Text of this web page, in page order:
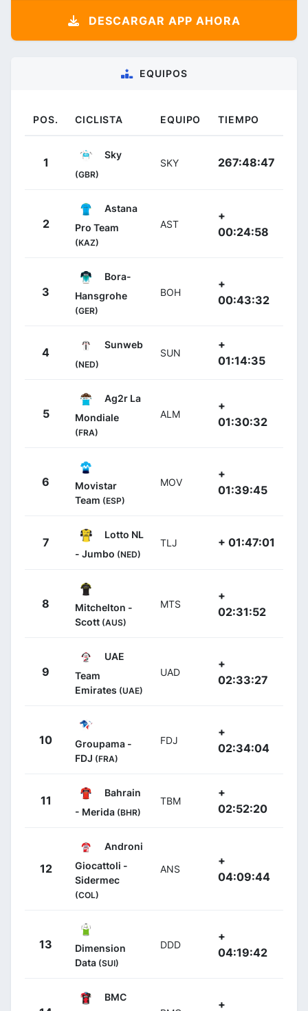
DESCARGAR APP AHORA
EQUIPOS
POS. CICLISTA EQUIPO TIEMPO
1
Sky
(GBR)
SKY 267:48:47
2
Astana
Pro Team
(KAZ)
AST
+
00:24:58
3
Bora-
Hansgrohe
(GER)
BOH
+
00:43:32
4
Sunweb
(NED)
SUN
+
01:14:35
5
Ag2r La
Mondiale
(FRA)
ALM
+
01:30:32
6
Movistar
Team (ESP)
MOV
+
01:39:45
7
Lotto NL
- Jumbo (NED)
TLJ + 01:47:01
8
Mitchelton -
Scott (AUS)
MTS
+
02:31:52
9
UAE
Team
Emirates (UAE)
UAD
+
02:33:27
10
Groupama -
FDJ (FRA)
FDJ
+
02:34:04
11
Bahrain
- Merida (BHR)
TBM
+
02:52:20
12
Androni
Giocattoli -
Sidermec
(COL)
ANS
+
04:09:44
13
Dimension
Data (SUI)
DDD
+
04:19:42
BMC
+